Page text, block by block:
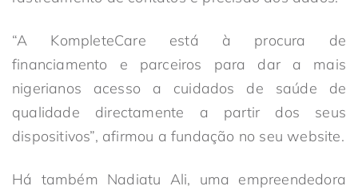
“A KompleteCare está à procura de
financiamento e parceiros para dar a mais
nigerianos acesso a cuidados de saúde de
qualidade directamente a partir dos seus
dispositivos”, afirmou a fundação no seu website.
Há também Nadiatu Ali, uma empreendedora